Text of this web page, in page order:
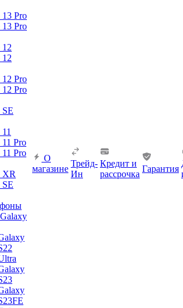
13 Pro
13 Pro
12
12
12 Pro
12 Pro
SE
11 Pro
11 Pro
XR
SE
О
магазине
Трейд-
Ин
Кредит и
рассрочка
Гарантия